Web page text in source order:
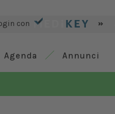
con »
Agenda Annunci